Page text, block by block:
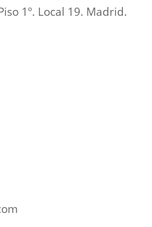
1º. Local 19. Madrid.